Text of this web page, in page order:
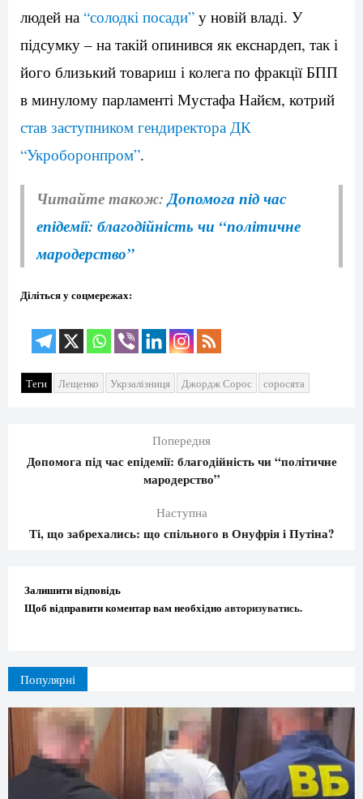
людей на “солодкі посади” у новій владі. У
підсумку – на такій опинився як екснардеп, так і
його близький товариш і колега по фракції БПП
в минулому парламенті Мустафа Найєм, котрий
став заступником гендиректора ДК
“Укроборонпром”.
Читайте також:Допомога під час
епідемії: благодійність чи “політичне
мародерство”
Діліться у соцмережах:
Теги Лещенко Укрзалізниця Джордж Сорос соросята
Попередня
Допомога під час епідемії: благодійність чи “політичне
мародерство”
Наступна
Ті, що забрехались: що спільного в Онуфрія і Путіна?
Залишити відповідь
Щоб відправити коментар вам необхідно авторизуватись.
Популярні